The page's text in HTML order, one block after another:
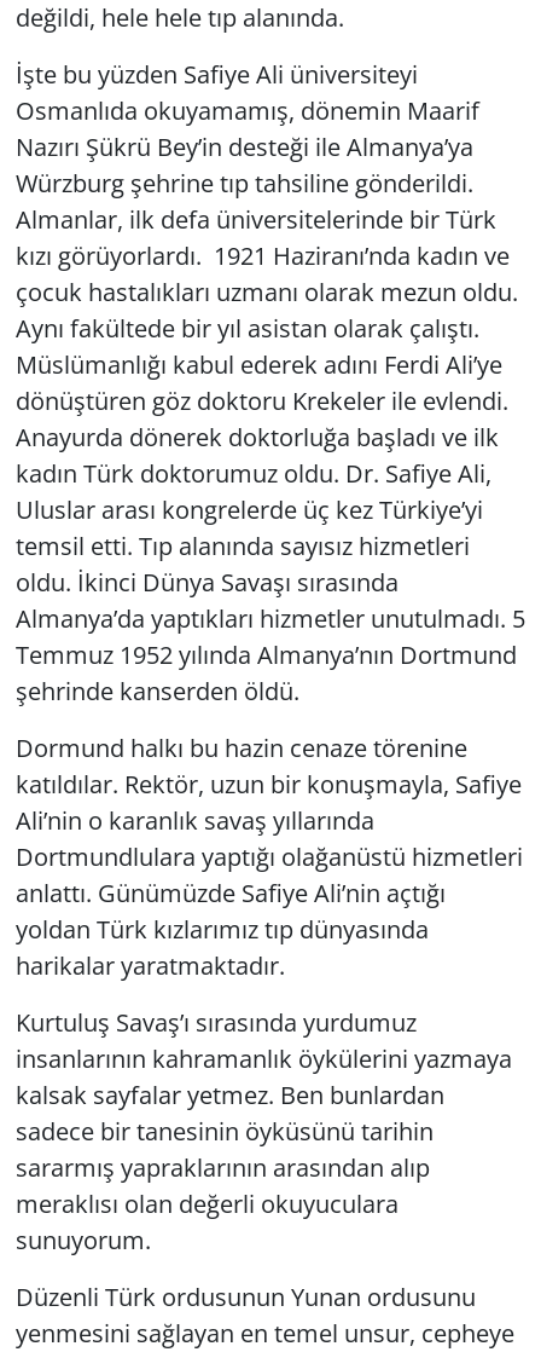
değildi, hele hele tıp alanında.
İşte bu yüzden Safiye Ali üniversiteyi
Osmanlıda okuyamamış, dönemin Maarif
Nazırı Şükrü Bey’in desteği ile Almanya’ya
Würzburg şehrine tıp tahsiline gönderildi.
Almanlar, ilk defa üniversitelerinde bir Türk
kızı görüyorlardı. 1921 Haziranı’nda kadın ve
çocuk hastalıkları uzmanı olarak mezun oldu.
Aynı fakültede bir yıl asistan olarak çalıştı.
Müslümanlığı kabul ederek adını Ferdi Ali’ye
dönüştüren göz doktoru Krekeler ile evlendi.
Anayurda dönerek doktorluğa başladı ve ilk
kadın Türk doktorumuz oldu. Dr. Safiye Ali,
Uluslar arası kongrelerde üç kez Türkiye’yi
temsil etti. Tıp alanında sayısız hizmetleri
oldu. İkinci Dünya Savaşı sırasında
Almanya’da yaptıkları hizmetler unutulmadı. 5
Temmuz 1952 yılında Almanya’nın Dortmund
şehrinde kanserden öldü.
Dormund halkı bu hazin cenaze törenine
katıldılar. Rektör, uzun bir konuşmayla, Safiye
Ali’nin o karanlık savaş yıllarında
Dortmundlulara yaptığı olağanüstü hizmetleri
anlattı. Günümüzde Safiye Ali’nin açtığı
yoldan Türk kızlarımız tıp dünyasında
harikalar yaratmaktadır.
Kurtuluş Savaş’ı sırasında yurdumuz
insanlarının kahramanlık öykülerini yazmaya
kalsak sayfalar yetmez. Ben bunlardan
sadece bir tanesinin öyküsünü tarihin
sararmış yapraklarının arasından alıp
meraklısı olan değerli okuyuculara
sunuyorum.
Düzenli Türk ordusunun Yunan ordusunu
yenmesini sağlayan en temel unsur, cepheye